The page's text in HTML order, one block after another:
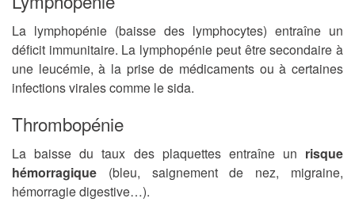
La lymphopénie (baisse des lymphocytes) entraîne un
déficit immunitaire. La lymphopénie peut être secondaire à
une leucémie, à la prise de médicaments ou à certaines
infections virales comme le sida.
Thrombopénie
La baisse du taux des plaquettes entraîne un risque
hémorragique (bleu, saignement de nez, migraine,
hémorragie digestive…).